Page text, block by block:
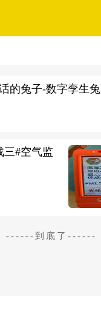
的兔子-数字孪生兔
三#空气监
------到底了------